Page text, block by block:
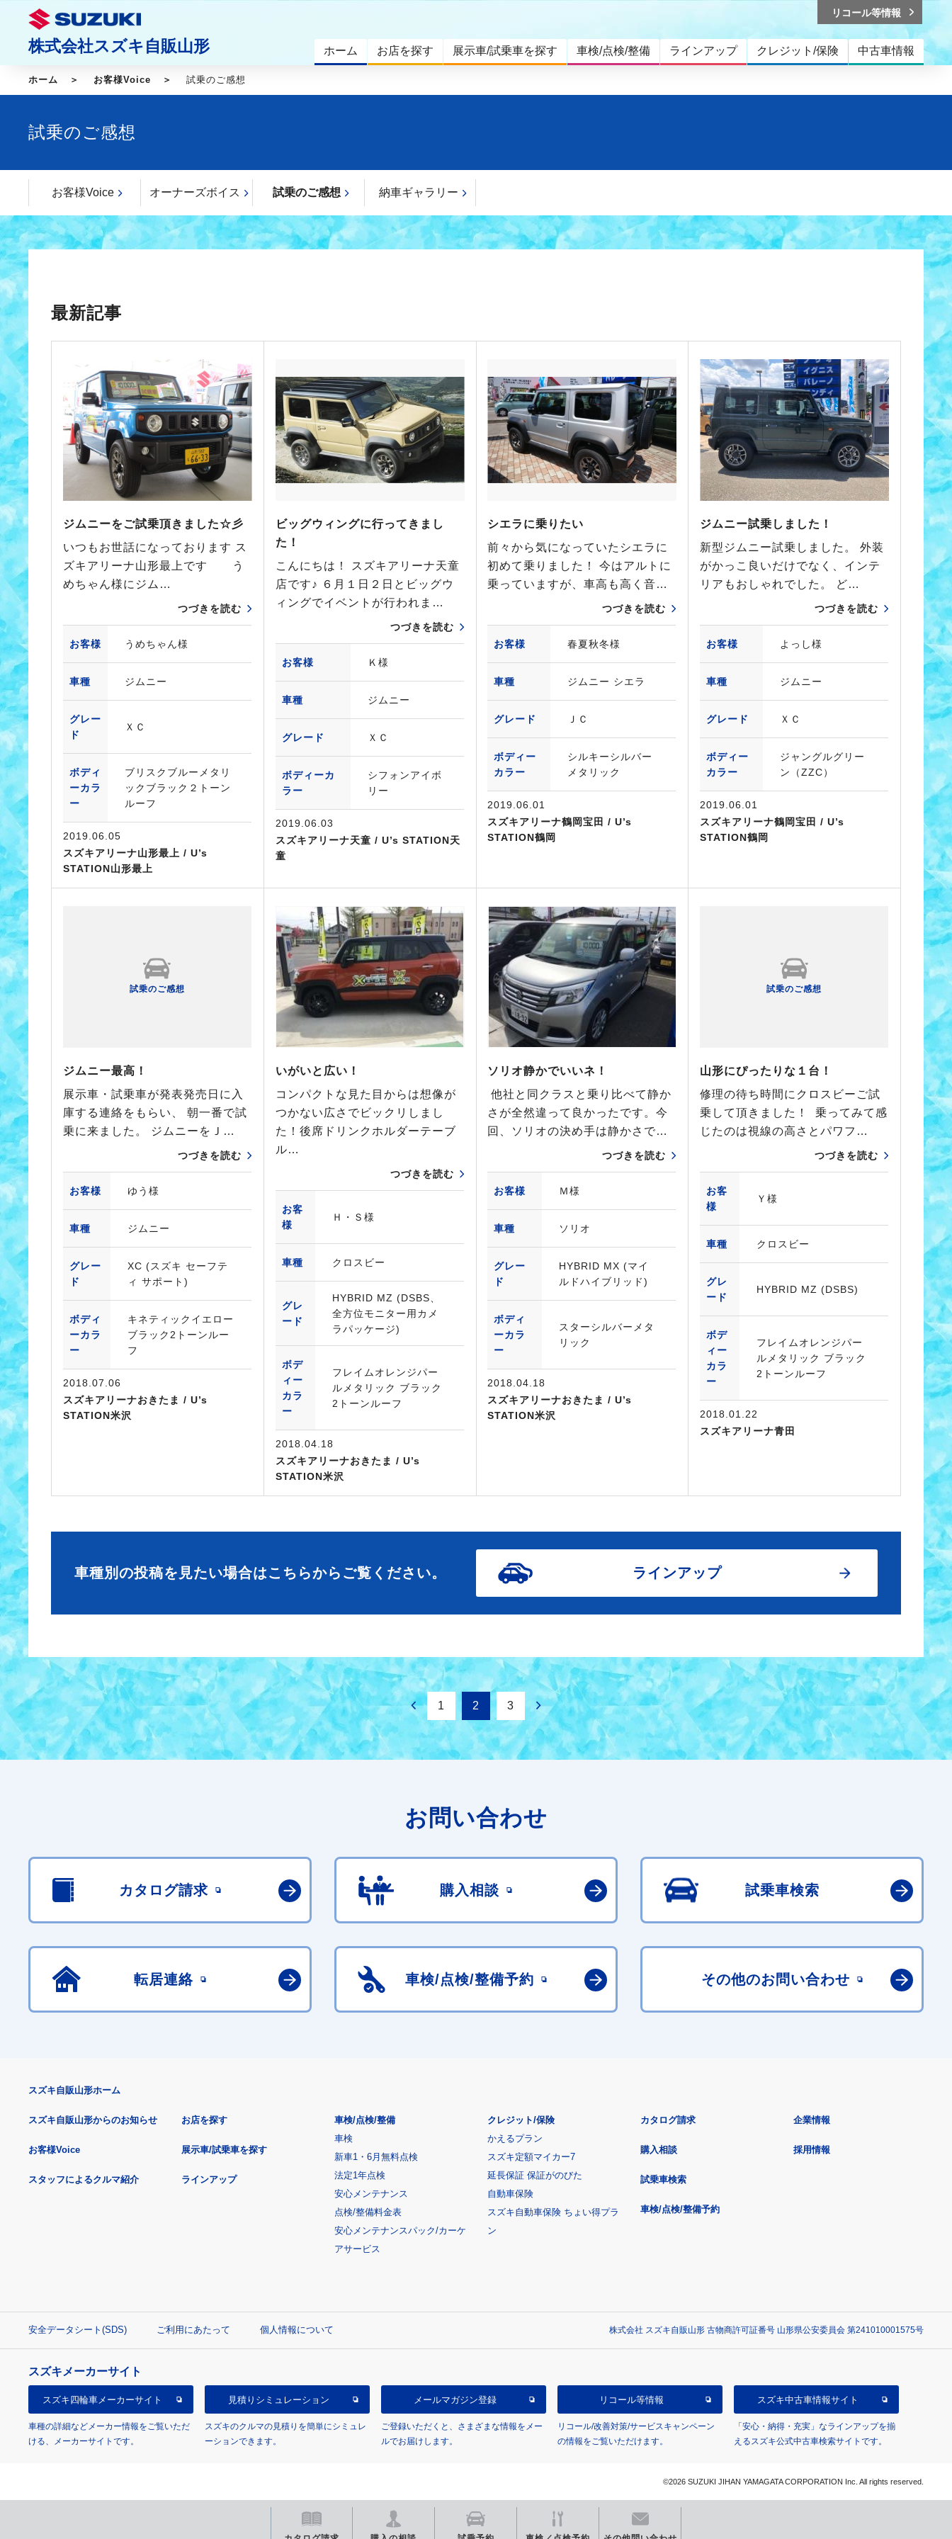
株式会社スズキ自販山形 ホーム お店を探す 展示車/試乗車を探す 車検/点検/整備 ラインアップ クレジット/保険 中古車情報
リコール等情報
ホーム お客様Voice 試乗のご感想
試乗のご感想
お客様Voice オーナーズボイス 試乗のご感想 納車ギャラリー
最新記事
ジムニーをご試乗頂きました☆彡
いつもお世話になっております ス
ズキアリーナ山形最上です う
めちゃん様にジム…
つづきを読む
お客様 うめちゃん様
車種 ジムニー
グレー
ド
ＸＣ
ボディ
ーカラ
ー
ブリスクブルーメタリ
ックブラック２トーン
ルーフ
2019.06.05
スズキアリーナ山形最上 / U’s
STATION山形最上
ビッグウィングに行ってきまし
た！
こんにちは！ スズキアリーナ天童
店です♪ ６月１日２日とビッグウ
ィングでイベントが行われま…
つづきを読む
お客様 Ｋ様
車種 ジムニー
グレード ＸＣ
ボディーカ
ラー
シフォンアイボ
リー
2019.06.03
スズキアリーナ天童 / U’s STATION天
童
シエラに乗りたい
前々から気になっていたシエラに
初めて乗りました！ 今はアルトに
乗っていますが、車高も高く音…
つづきを読む
お客様 春夏秋冬様
車種 ジムニー シエラ
グレード ＪＣ
ボディー
カラー
シルキーシルバー
メタリック
2019.06.01
スズキアリーナ鶴岡宝田 / U’s
STATION鶴岡
ジムニー試乗しました！
新型ジムニー試乗しました。 外装
がかっこ良いだけでなく、インテ
リアもおしゃれでした。 ど…
つづきを読む
お客様 よっし様
車種 ジムニー
グレード ＸＣ
ボディー
カラー
ジャングルグリー
ン（ZZC）
2019.06.01
スズキアリーナ鶴岡宝田 / U’s
STATION鶴岡
試乗のご感想
ジムニー最高！
展示車・試乗車が発表発売日に入
庫する連絡をもらい、 朝一番で試
乗に来ました。 ジムニーをＪ…
つづきを読む
お客様 ゆう様
車種 ジムニー
グレー
ド
XC (スズキ セーフテ
ィ サポート)
ボディ
ーカラ
ー
キネティックイエロー
ブラック2トーンルー
フ
2018.07.06
スズキアリーナおきたま / U’s
STATION米沢
いがいと広い！
コンパクトな見た目からは想像が
つかない広さでビックリしまし
た！後席ドリンクホルダーテーブ
ル…
つづきを読む
お客
様
Ｈ・Ｓ様
車種 クロスビー
グレ
ード
HYBRID MZ (DSBS、
全方位モニター用カメ
ラパッケージ)
ボデ
ィー
カラ
ー
フレイムオレンジパー
ルメタリック ブラック
2トーンルーフ
2018.04.18
スズキアリーナおきたま / U’s
STATION米沢
ソリオ静かでいいネ！
他社と同クラスと乗り比べて静か
さが全然違って良かったです。今
回、ソリオの決め手は静かさで…
つづきを読む
お客様 Ｍ様
車種 ソリオ
グレー
ド
HYBRID MX (マイ
ルドハイブリッド)
ボディ
ーカラ
ー
スターシルバーメタ
リック
2018.04.18
スズキアリーナおきたま / U’s
STATION米沢
試乗のご感想
山形にぴったりな１台！
修理の待ち時間にクロスビーご試
乗して頂きました！ 乗ってみて感
じたのは視線の高さとパワフ…
つづきを読む
お客
様
Ｙ様
車種 クロスビー
グレ
ード
HYBRID MZ (DSBS)
ボデ
ィー
カラ
ー
フレイムオレンジパー
ルメタリック ブラック
2トーンルーフ
2018.01.22
スズキアリーナ青田
車種別の投稿を見たい場合はこちらからご覧ください。 ラインアップ
1 2 3
お問い合わせ
カタログ請求 購入相談 試乗車検索
転居連絡 車検/点検/整備予約 その他のお問い合わせ
スズキ自販山形ホーム
スズキ自販山形からのお知らせ
お客様Voice
スタッフによるクルマ紹介
お店を探す
展示車/試乗車を探す
ラインアップ
車検/点検/整備
車検
新車1・6月無料点検
法定1年点検
安心メンテナンス
点検/整備料金表
安心メンテナンスパック/カーケ
アサービス
クレジット/保険
かえるプラン
スズキ定額マイカー7
延長保証 保証がのびた
自動車保険
スズキ自動車保険 ちょい得プラ
ン
カタログ請求
購入相談
試乗車検索
車検/点検/整備予約
企業情報
採用情報
安全データシート(SDS) ご利用にあたって 個人情報について 株式会社 スズキ自販山形 古物商許可証番号 山形県公安委員会 第241010001575号
スズキメーカーサイト
スズキ四輪車 メーカーサイト
車種の詳細などメーカー情報をご覧いただ
ける、メーカーサイトです。
見積り シミュレーション
スズキのクルマの見積りを簡単にシミュレ
ーションできます。
メールマガジン登録
ご登録いただくと、さまざまな情報をメー
ルでお届けします。
リコール等情報
リコール/改善対策/サービスキャンペーン
の情報をご覧いただけます。
スズキ中古車情報サイト
「安心・納得・充実」なラインアップを揃
えるスズキ公式中古車検索サイトです。
©2026 SUZUKI JIHAN YAMAGATA CORPORATION Inc. All rights reserved.